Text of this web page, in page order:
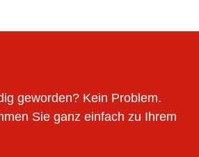
geworden? Kein Problem.
Sie ganz einfach zu Ihrem